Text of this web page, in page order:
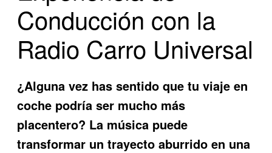
Conducción con la
Radio Carro Universal
¿Alguna vez has sentido que tu viaje en
coche podría ser mucho más
placentero? La música puede
transformar un trayecto aburrido en una